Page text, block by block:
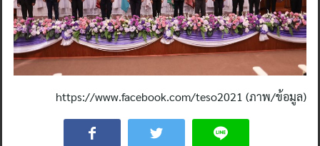
https://www.facebook.com/teso2021 (ภาพ/ข้อมูล)